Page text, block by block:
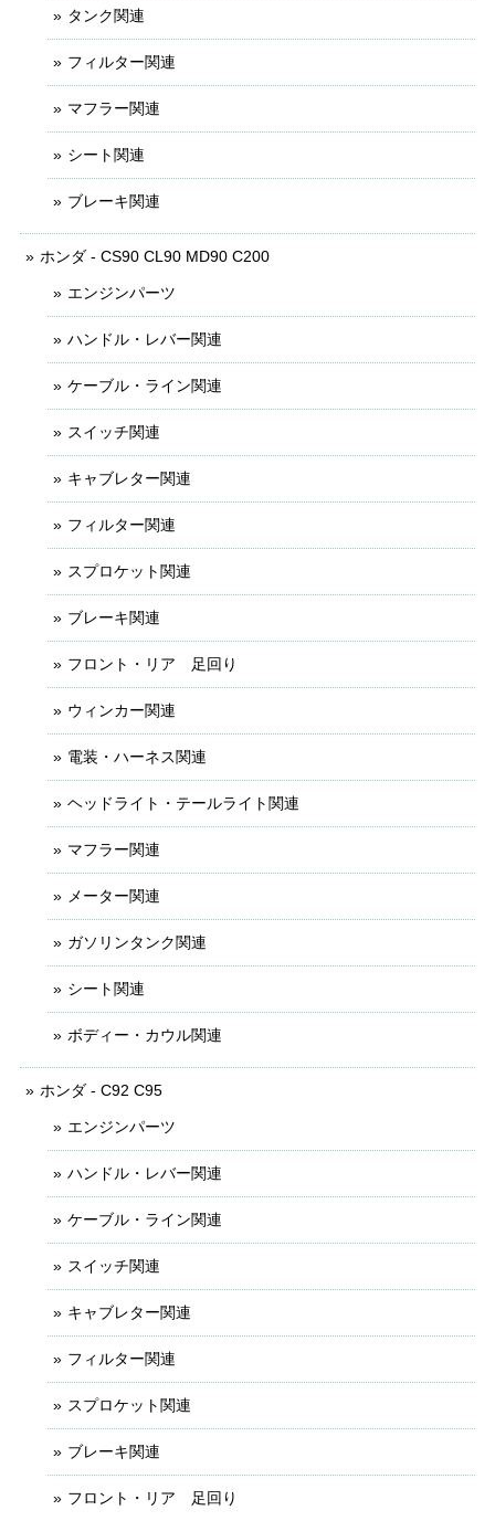
タンク関連
フィルター関連
マフラー関連
シート関連
ブレーキ関連
ホンダ - CS90 CL90 MD90 C200
エンジンパーツ
ハンドル・レバー関連
ケーブル・ライン関連
スイッチ関連
キャブレター関連
フィルター関連
スプロケット関連
ブレーキ関連
フロント・リア 足回り
ウィンカー関連
電装・ハーネス関連
ヘッドライト・テールライト関連
マフラー関連
メーター関連
ガソリンタンク関連
シート関連
ボディー・カウル関連
ホンダ - C92 C95
エンジンパーツ
ハンドル・レバー関連
ケーブル・ライン関連
スイッチ関連
キャブレター関連
フィルター関連
スプロケット関連
ブレーキ関連
フロント・リア 足回り